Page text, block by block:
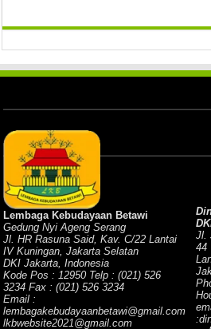
Lembaga Kebudayaan Betawi
Gedung Nyi Ageng Serang
Jl. HR Rasuna Said, Kav. C/22 Lantai
IV Kuningan, Jakarta Selatan
DKI Jakarta, Indonesia
Kode Pos : 12950 Telp : (021) 526
3234 Fax : (021) 526 3234
Email :
lembagakebudayaanbetawi@gmail.com
lkbwebsite2021@gmail.com
Jl.
44